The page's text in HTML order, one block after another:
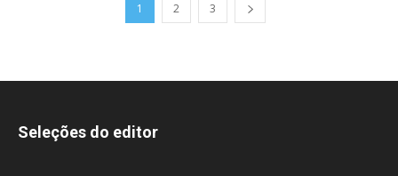
1 2 3
Seleções do editor